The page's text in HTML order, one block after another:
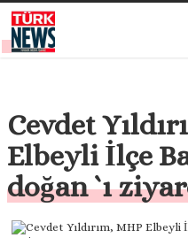
Cevdet
Elbeyli İlçe
doğan `ı